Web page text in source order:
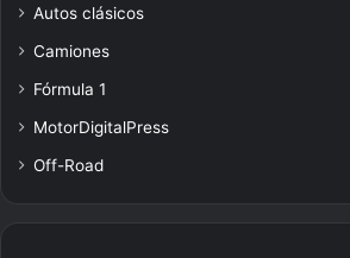
Autos clásicos
Camiones
Fórmula 1
MotorDigitalPress
Off-Road